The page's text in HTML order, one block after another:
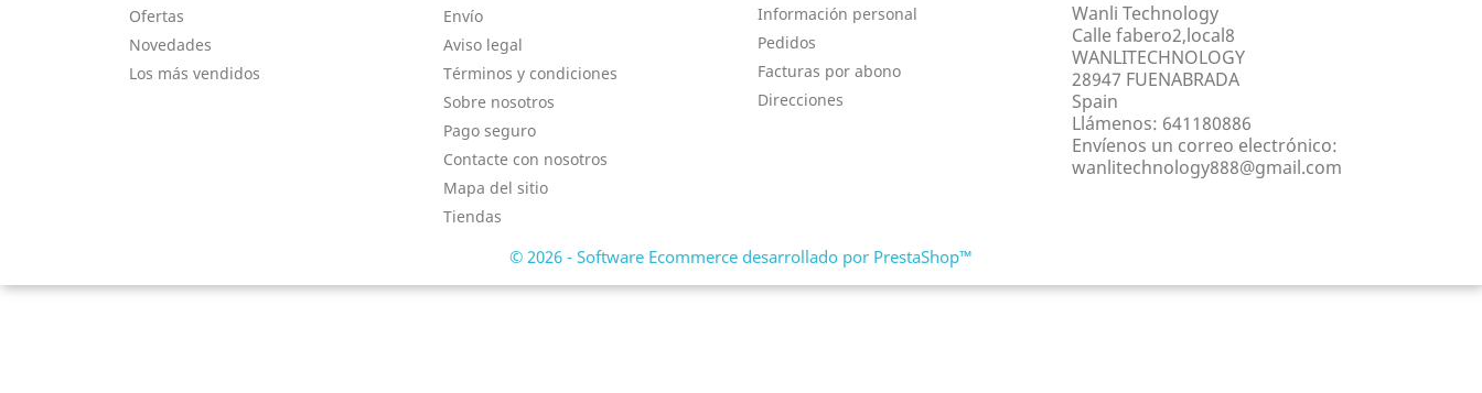
Ofertas
Novedades
Los más vendidos
Envío
Aviso legal
Términos y condiciones
Sobre nosotros
Pago seguro
Contacte con nosotros
Mapa del sitio
Tiendas
Información personal
Pedidos
Facturas por abono
Direcciones
Wanli Technology
Calle fabero2,local8
WANLITECHNOLOGY
28947 FUENABRADA
Spain
Llámenos: 641180886
Envíenos un correo electrónico:
wanlitechnology888@gmail.com
© 2026 - Software Ecommerce desarrollado por PrestaShop™